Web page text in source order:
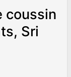
coussin
Sri